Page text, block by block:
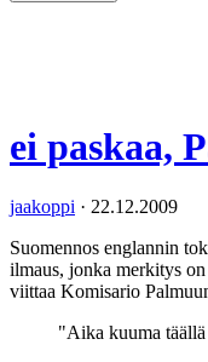
ei paskaa,
jaakoppi · 22.12.2009
Suomennos englannin
ilmaus, jonka merkitys
viittaa Komisario
"Aika kuuma